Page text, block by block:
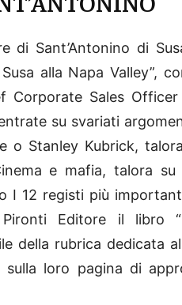
di Sant’Antonino di
alla Napa Valley”,
Corporate Sales
su svariati
o Stanley Kubrick,
e mafia, talora su
I 12 registi più
Editore il libro
della rubrica dedicata
loro pagina di